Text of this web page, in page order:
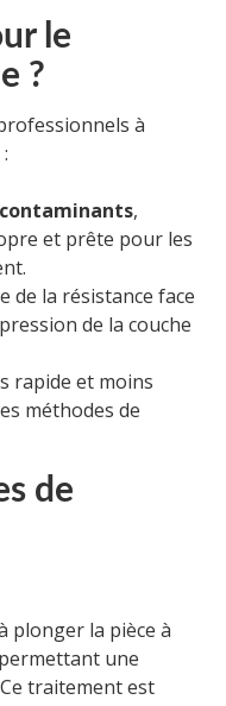
le
?
à
:
contaminants,
et prête pour les
de la résistance face
de la couche
rapide et moins
méthodes de
de
plonger la pièce à
une
traitement est